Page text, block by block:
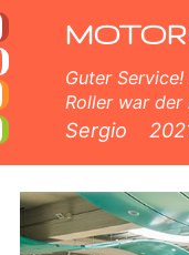
Guter
Roller war der
Sergio